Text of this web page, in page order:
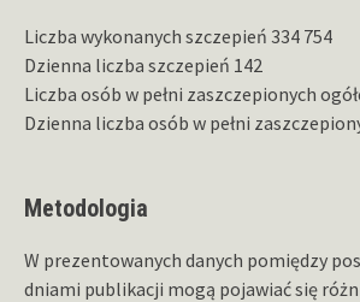
Liczba wykonanych szczepień 334 754
Dzienna liczba szczepień 142
Liczba osób w pełni zaszczepionych
Dzienna liczba osób w pełni
Metodologia
W prezentowanych danych pomiędzy
dniami publikacji mogą pojawiać się